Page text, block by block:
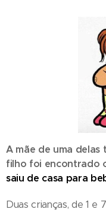
A mãe de uma delas
filho foi encontrado
saiu de casa para
Duas crianças, de 1 e